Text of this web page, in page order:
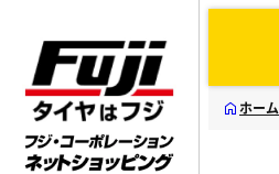
ホーム